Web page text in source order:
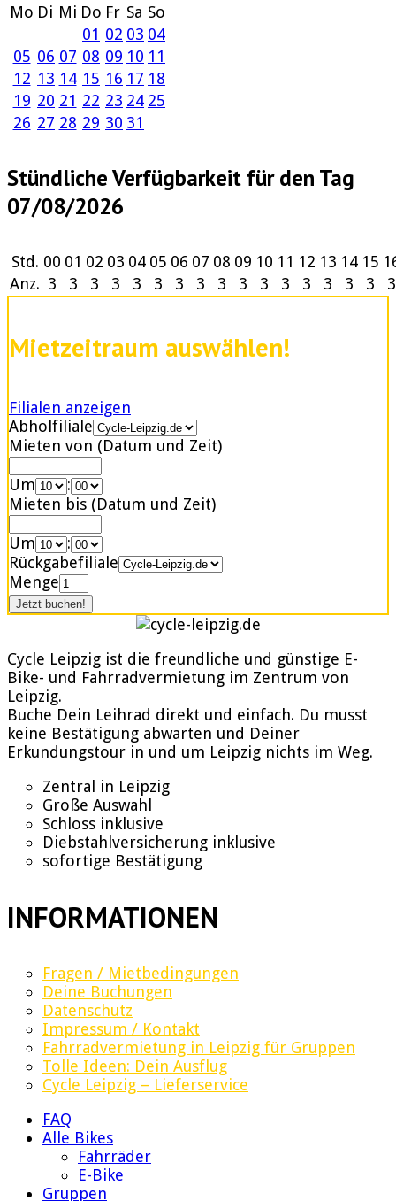
Mo Di Mi Do Fr Sa So
01 02 03 04
05 06 07 08 09 10 11
12 13 14 15 16 17 18
19 20 21 22 23 24 25
26 27 28 29 30 31
Stündliche Verfügbarkeit für den Tag
07/08/2026
Std. 00 01 02 03 04 05 06 07 08 09 10 11 12 13 14 15
Anz. 3 3 3 3 3 3 3 3 3 3 3 3 3 3 3 3 3
Mietzeitraum auswählen!
Filialen anzeigen
Abholfiliale
Mieten von (Datum und Zeit)
Um
:
Mieten bis (Datum und Zeit)
Um
:
Rückgabefiliale
Menge
Cycle Leipzig ist die freundliche und günstige E-
Bike- und Fahrradvermietung im Zentrum von
Leipzig.
Buche Dein Leihrad direkt und einfach. Du musst
keine Bestätigung abwarten und Deiner
Erkundungstour in und um Leipzig nichts im Weg.
Zentral in Leipzig
Große Auswahl
Schloss inklusive
Diebstahlversicherung inklusive
sofortige Bestätigung
INFORMATIONEN
Fragen / Mietbedingungen
Deine Buchungen
Datenschutz
Impressum / Kontakt
Fahrradvermietung in Leipzig für Gruppen
Tolle Ideen: Dein Ausflug
Cycle Leipzig – Lieferservice
FAQ
Alle Bikes
Fahrräder
E-Bike
Gruppen